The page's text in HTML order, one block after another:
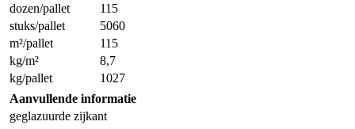
dozen/pallet
115
stuks/pallet
5060
m²/pallet
115
kg/m²
8,7
kg/pallet
1027
Aanvullende informatie
geglazuurde zijkant